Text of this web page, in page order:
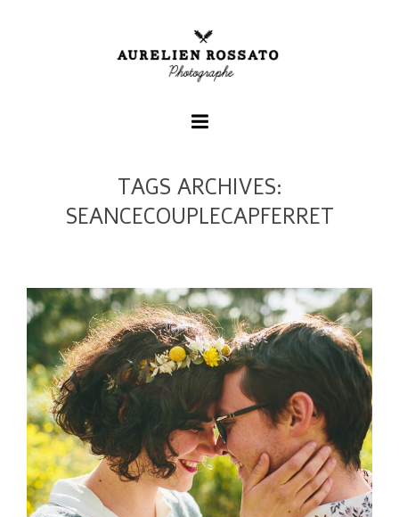
+
TAGS ARCHIVES:
SEANCECOUPLECAPFERRET